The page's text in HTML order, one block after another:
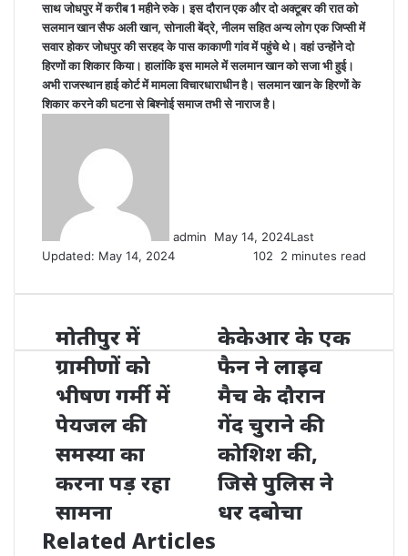
साथ जोधपुर में करीब 1 महीने रुके। इस दौरान एक और दो अक्टूबर की रात को
सलमान खान सैफ अली खान, सोनाली बेंद्रे, नीलम सहित अन्य लोग एक जिप्सी में
सवार होकर जोधपुर की सरहद के पास काकाणी गांव में पहुंचे थे। वहां उन्होंने दो
हिरणों का शिकार किया। हालांकि इस मामले में सलमान खान को सजा भी हुई।
अभी राजस्थान हाई कोर्ट में मामला विचारधाराधीन है। सलमान खान के हिरणों के
शिकार करने की घटना से बिश्नोई समाज तभी से नाराज है।
admin May 14, 2024Last
Updated: May 14, 2024
102 2 minutes read
मोतीपुर में
ग्रामीणों को
भीषण गर्मी में
पेयजल की
समस्या का
करना पड़ रहा
सामना
केकेआर के एक
फैन ने लाइव
मैच के दौरान
गेंद चुराने की
कोशिश की,
जिसे पुलिस ने
धर दबोचा
Related Articles